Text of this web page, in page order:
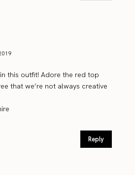
this outfit! Adore the red top
that we’re not always creative
Reply